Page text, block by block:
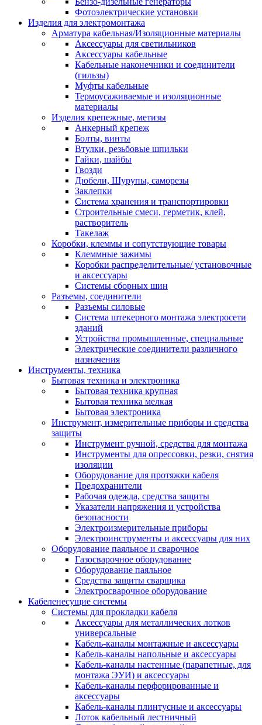
Фотоэлектрические установки
Изделия для электромонтажа
Арматура кабельная/Изоляционные материалы
Аксессуары для светильников
Аксессуары кабельные
Кабельные наконечники и соединители
(гильзы)
Муфты кабельные
Термоусаживаемые и изоляционные
материалы
Изделия крепежные, метизы
Анкерный крепеж
Болты, винты
Втулки, резьбовые шпильки
Гайки, шайбы
Гвозди
Дюбели, Шурупы, саморезы
Заклепки
Система хранения и транспортировки
Строительные смеси, герметик, клей,
растворитель
Такелаж
Коробки, клеммы и сопутствующие товары
Клеммные зажимы
Коробки распределительные/ установочные
и аксессуары
Системы сборных шин
Разъемы, соединители
Разъемы силовые
Система штекерного монтажа электросети
зданий
Устройства промышленные, специальные
Электрические соединители различного
назначения
Инструменты, техника
Бытовая техника и электроника
Бытовая техника крупная
Бытовая техника мелкая
Бытовая электроника
Инструмент, измерительные приборы и средства
защиты
Инструмент ручной, средства для монтажа
Инструменты для опрессовки, резки, снятия
изоляции
Оборудование для протяжки кабеля
Предохранители
Рабочая одежда, средства защиты
Указатели напряжения и устройства
безопасности
Электроизмерительные приборы
Электроинструменты и аксессуары для них
Оборудование паяльное и сварочное
Газосварочное оборудование
Оборудование паяльное
Средства защиты сварщика
Электросварочное оборудование
Кабеленесущие системы
Системы для прокладки кабеля
Аксессуары для металлических лотков
универсальные
Кабель-каналы монтажные и аксессуары
Кабель-каналы напольные и аксессуары
Кабель-каналы настенные (парапетные, для
монтажа ЭУИ) и аксессуары
Кабель-каналы перфорированные и
аксессуары
Кабель-каналы плинтусные и аксессуары
Лоток кабельный лестничный